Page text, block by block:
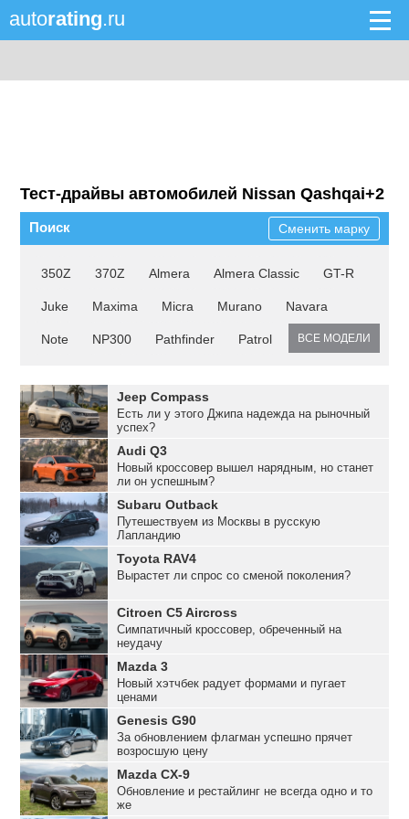
autorating.ru
Тест-драйвы автомобилей Nissan Qashqai+2
Поиск Сменить марку
350Z 370Z Almera Almera Classic GT-R
Juke Maxima Micra Murano Navara
Note NP300 Pathfinder Patrol ВСЕ МОДЕЛИ
Jeep Compass
Есть ли у этого Джипа надежда на рыночный
успех?
Audi Q3
Новый кроссовер вышел нарядным, но станет
ли он успешным?
Subaru Outback
Путешествуем из Москвы в русскую
Лапландию
Toyota RAV4
Вырастет ли спрос со сменой поколения?
Citroen C5 Aircross
Симпатичный кроссовер, обреченный на
неудачу
Mazda 3
Новый хэтчбек радует формами и пугает
ценами
Genesis G90
За обновлением флагман успешно прячет
возросшую цену
Mazda CX-9
Обновление и рестайлинг не всегда одно и то
же